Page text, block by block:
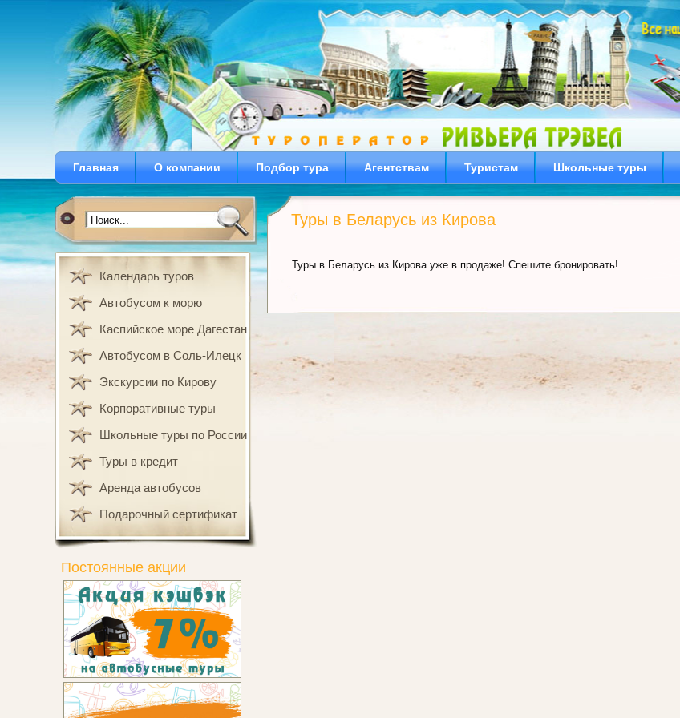
Главная О компании Подбор тура Агентствам Туристам Школьные туры
Туры в Беларусь из Кирова
Туры в Беларусь из Кирова уже в продаже! Спешите бронировать!
Календарь туров
Автобусом к морю
Каспийское море Дагестан
Автобусом в Соль-Илецк
Экскурсии по Кирову
Корпоративные туры
Школьные туры по России
Туры в кредит
Аренда автобусов
Подарочный сертификат
Постоянные акции